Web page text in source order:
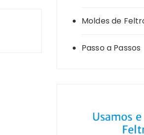
Moldes de
Passo a Passos